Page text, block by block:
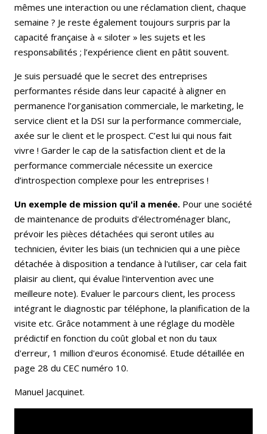
mêmes une interaction ou une réclamation client, chaque
semaine ? Je reste également toujours surpris par la
capacité française à « siloter » les sujets et les
responsabilités ; l’expérience client en pâtit souvent.
Je suis persuadé que le secret des entreprises
performantes réside dans leur capacité à aligner en
permanence l’organisation commerciale, le marketing, le
service client et la DSI sur la performance commerciale,
axée sur le client et le prospect. C’est lui qui nous fait
vivre ! Garder le cap de la satisfaction client et de la
performance commerciale nécessite un exercice
d’introspection complexe pour les entreprises !
Un exemple de mission qu'il a menée. Pour une société
de maintenance de produits d'électroménager blanc,
prévoir les pièces détachées qui seront utiles au
technicien, éviter les biais (un technicien qui a une pièce
détachée à disposition a tendance à l'utiliser, car cela fait
plaisir au client, qui évalue l'intervention avec une
meilleure note). Evaluer le parcours client, les process
intégrant le diagnostic par téléphone, la planification de la
visite etc. Grâce notamment à une réglage du modèle
prédictif en fonction du coût global et non du taux
d'erreur, 1 million d'euros économisé. Etude détaillée en
page 28 du CEC numéro 10.
Manuel Jacquinet.